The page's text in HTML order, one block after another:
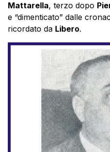
Mattarella, terzo dopo
e “dimenticato” dalle
ricordato da Libero.